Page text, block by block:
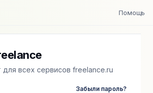
Помощь
для всех сервисов freelance.ru
Забыли пароль?